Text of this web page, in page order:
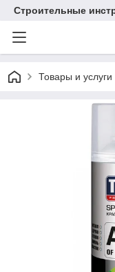
Строительные
Товары и услуги